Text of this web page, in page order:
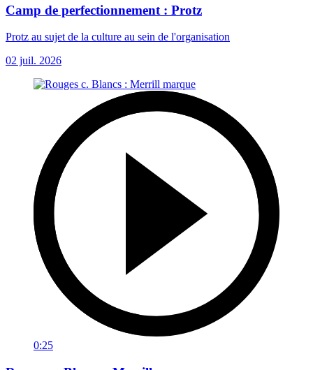
Camp de perfectionnement : Protz
Protz au sujet de la culture au sein de l'organisation
02 juil. 2026
0:25